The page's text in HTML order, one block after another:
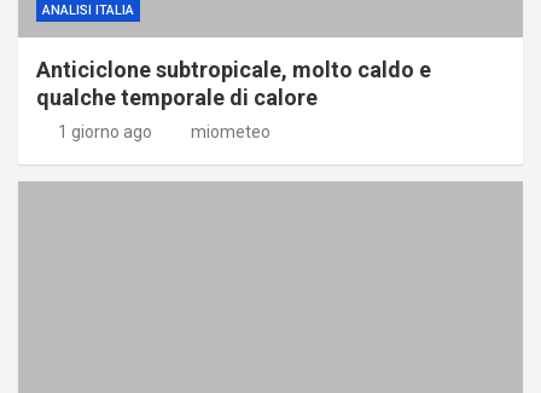
ANALISI ITALIA
Anticiclone subtropicale, molto caldo e
qualche temporale di calore
1 giorno ago miometeo